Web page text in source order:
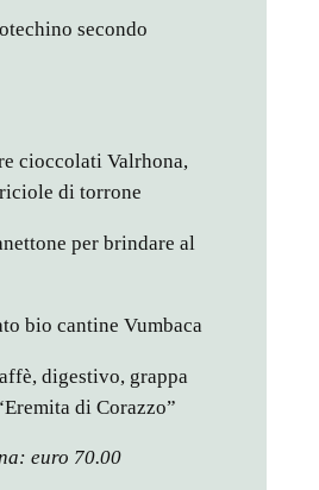
secondo
cioccolati Valrhona,
di torrone
per brindare al
bio cantine Vumbaca
digestivo, grappa
di Corazzo”
euro 70.00